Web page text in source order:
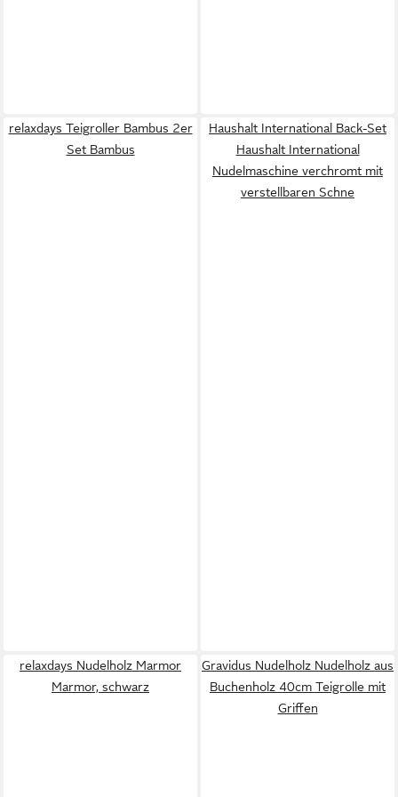
relaxdays Teigroller Bambus 2er
Set Bambus
Haushalt International Back-Set
Haushalt International
Nudelmaschine verchromt mit
verstellbaren Schne
relaxdays Nudelholz Marmor
Marmor, schwarz
Gravidus Nudelholz Nudelholz aus
Buchenholz 40cm Teigrolle mit
Griffen